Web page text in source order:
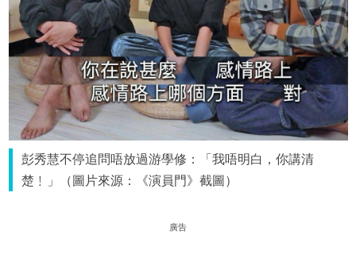
彭秀慧不停追問唔放過游學修：「我唔明白，你講清
楚﹗」（圖片來源：《演員門》截圖）
廣告